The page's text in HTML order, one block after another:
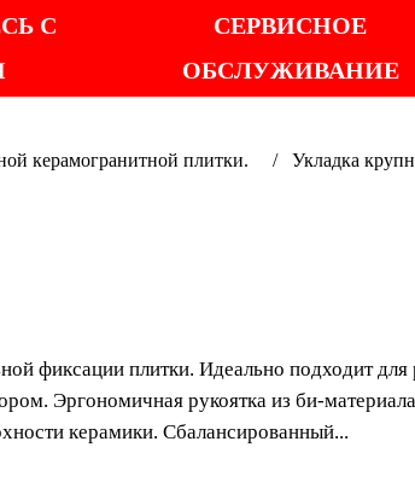
С
СЕРВИСНОЕ
ОБСЛУЖИВАНИЕ
керамогранитной плитки. Укладка
фиксации плитки.
слэбами.
заготовкой и
фиксации плитки. Идеально подходит
Эргономичная рукоятка из би-
керамики. Сбалансированный...